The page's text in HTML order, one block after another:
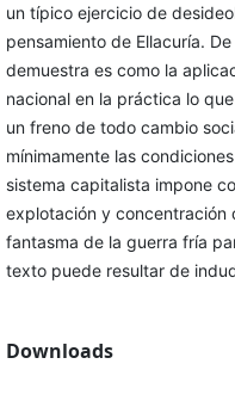
un típico ejercicio de
pensamiento de Ellacuría.
demuestra es como la
nacional en la práctica lo
un freno de todo cambio
mínimamente las
sistema capitalista impone
explotación y concentración
fantasma de la guerra fría
texto puede resultar de
Downloads